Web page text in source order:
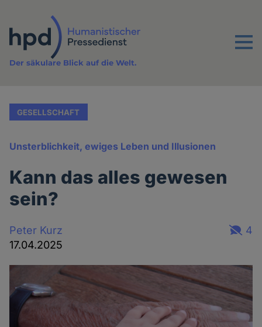
Inhalt
Menu
Der säkulare Blick auf die Welt.
GESELLSCHAFT
Unsterblichkeit, ewiges Leben und Illusionen
Kann das alles gewesen
sein?
Peter Kurz
17.04.2025
4